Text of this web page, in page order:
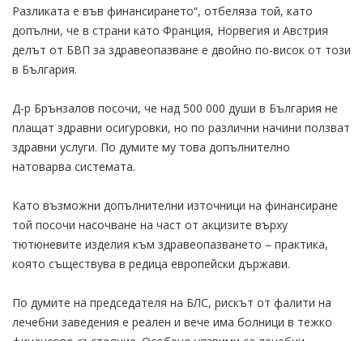
Разликата е във финансирането“, отбеляза той, като
допълни, че в страни като Франция, Норвегия и Австрия
делът от БВП за здравеопазване е двойно по-висок от този
в България.
Д-р Брънзалов посочи, че над 500 000 души в България не
плащат здравни осигуровки, но по различни начини ползват
здравни услуги. По думите му това допълнително
натоварва системата.
Като възможни допълнителни източници на финансиране
той посочи насочване на част от акцизите върху
тютюневите изделия към здравеопазването – практика,
която съществува в редица европейски държави.
По думите на председателя на БЛС, рискът от фалити на
лечебни заведения е реален и вече има болници в тежко